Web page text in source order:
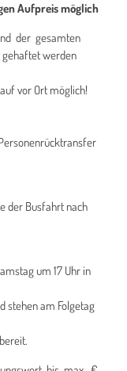
Aufpreis möglich
der gesamten
werden
vor Ort möglich!
der Busfahrt nach
um 17 Uhr in
stehen am Folgetag